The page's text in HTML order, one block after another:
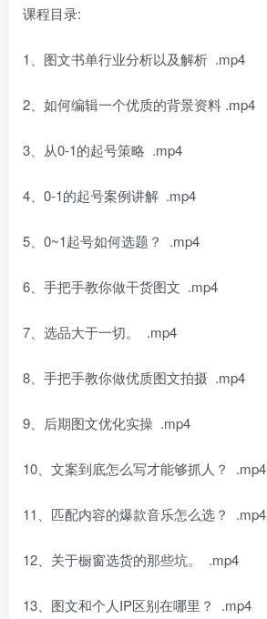
课程目录:
1、图文书单行业分析以及解析 .mp4
2、如何编辑一个优质的背景资料 .mp4
3、从0-1的起号策略 .mp4
4、0-1的起号案例讲解 .mp4
5、0~1起号如何选题？ .mp4
6、手把手教你做干货图文 .mp4
7、选品大于一切。 .mp4
8、手把手教你做优质图文拍摄 .mp4
9、后期图文优化实操 .mp4
10、文案到底怎么写才能够抓人？ .mp4
11、匹配内容的爆款音乐怎么选？ .mp4
12、关于橱窗选货的那些坑。 .mp4
13、图文和个人IP区别在哪里？ .mp4